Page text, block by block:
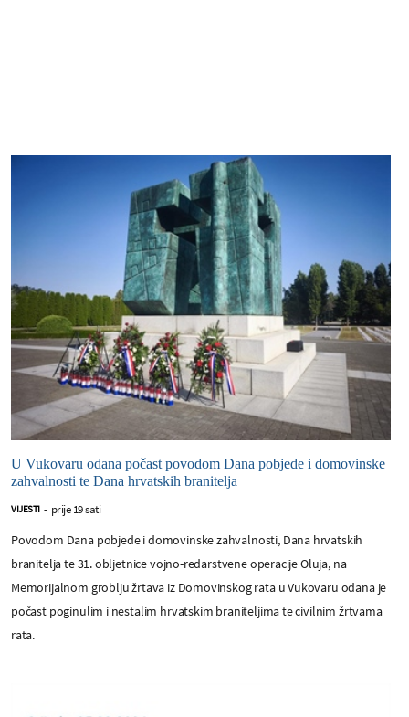
U Vukovaru odana počast povodom Dana pobjede i domovinske
zahvalnosti te Dana hrvatskih branitelja
VIJESTI - prije 19 sati
Povodom Dana pobjede i domovinske zahvalnosti, Dana hrvatskih
branitelja te 31. obljetnice vojno-redarstvene operacije Oluja, na
Memorijalnom groblju žrtava iz Domovinskog rata u Vukovaru odana je
počast poginulim i nestalim hrvatskim braniteljima te civilnim žrtvama
rata.